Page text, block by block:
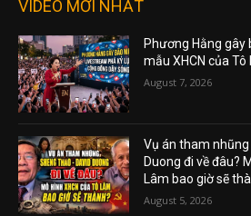
VIDEO MỚI NHẤT
Phương Hằng gây
mẫu XHCN của Tô
August 7, 2026
Vụ án tham
Duong đi về đâu?
Lâm bao giờ sẽ
August 5, 2026